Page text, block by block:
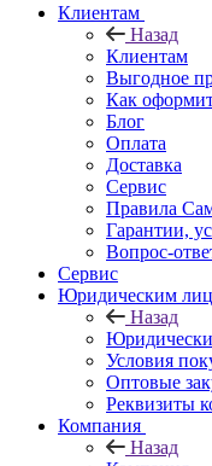
Клиентам
Назад
Клиентам
Выгодное
Как
Блог
Оплата
Доставка
Сервис
Правила
Гарантии,
Вопрос-
Сервис
Юридическим
Назад
Условия
Оптовые
Реквизиты
Компания
Назад